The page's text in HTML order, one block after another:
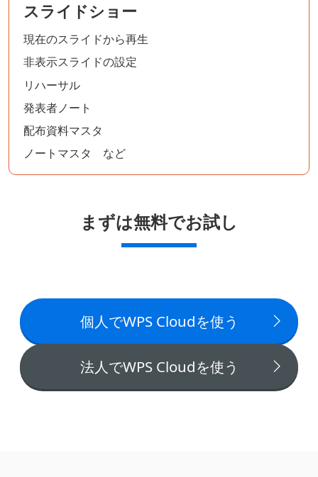
スライドショー
現在のスライドから再生
非表示スライドの設定
リハーサル
発表者ノート
配布資料マスタ
ノートマスタ など
まずは無料でお試し
個人でWPS Cloudを使う
法人でWPS Cloudを使う